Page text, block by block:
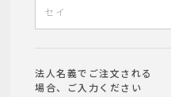
法人名義でご注文される
場合、ご入力ください